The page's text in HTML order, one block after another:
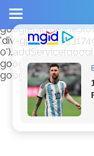
window.googletag
'div-gpt-ad-